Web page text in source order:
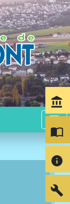
menu
account_balance
import_contacts
info
build